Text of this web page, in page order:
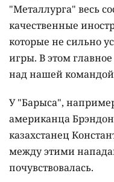
"Металлурга" весь
качественные
которые не сильно
игры. В этом
над нашей
У "Барыса",
американца
казахстанец
между этими
почувствовалась.